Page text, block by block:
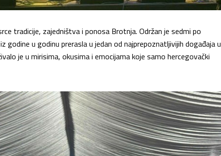
tradicije, zajedništva i ponosa Brotnja. Održan je sedmi po
godine u godinu prerasla u jedan od najprepoznatljivijih događaja u
je u mirisima, okusima i emocijama koje samo hercegovački